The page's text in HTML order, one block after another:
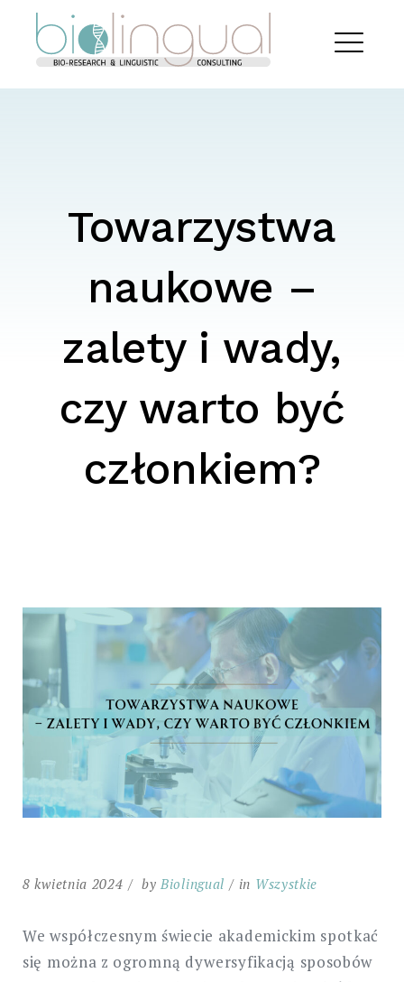
content
Biolingual
SZUKAJ
Towarzystwa
naukowe –
zalety i wady,
czy warto być
członkiem?
8 kwietnia 2024 byBiolingual in Wszystkie
We współczesnym świecie akademickim spotkać
się można z ogromną dywersyfikacją sposobów